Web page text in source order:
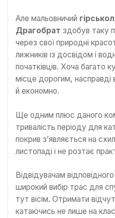
Але мальовничий
Драгобрат здобув таку
через свої природні
лижників із досвідом і
початківців. Хоча багато
місце дорогим,
й економно.
Ще одним плюс даного
тривалість періоду для
покрив з’являється на
листопаді і не розтає
Відвідувачам
широкий вибір трас для
тут вісім. Отримати
катаючись не лише на